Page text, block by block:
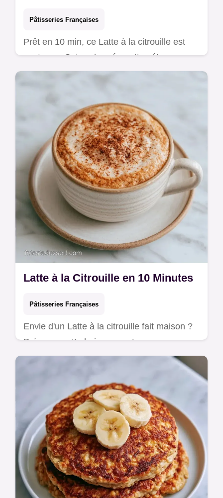
Pâtisseries Françaises
Prêt en 10 min, ce Latte à la citrouille est
onctueux. Suivez la préparation étape par
étape pour obtenir un goût chaleureux sans
sirops industriels.
Latte à la Citrouille en 10 Minutes
Pâtisseries Françaises
Envie d'un Latte à la citrouille fait maison ?
Préparez cette boisson onctueuse avec
notre guide sur le rôle de chaque ingrédient